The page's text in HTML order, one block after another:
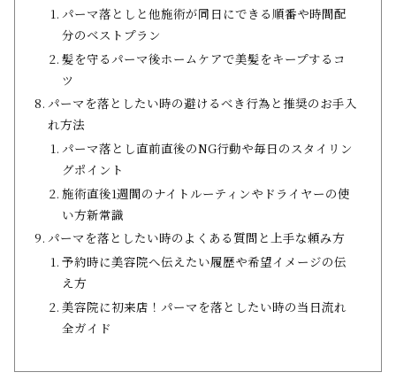
パーマ落としと他施術が同日にできる順番や時間配
分のベストプラン
髪を守るパーマ後ホームケアで美髪をキープするコ
ツ
パーマを落としたい時の避けるべき行為と推奨のお手入
れ方法
パーマ落とし直前直後のNG行動や毎日のスタイリン
グポイント
施術直後1週間のナイトルーティンやドライヤーの使
い方新常識
パーマを落としたい時のよくある質問と上手な頼み方
予約時に美容院へ伝えたい履歴や希望イメージの伝
え方
美容院に初来店！パーマを落としたい時の当日流れ
全ガイド